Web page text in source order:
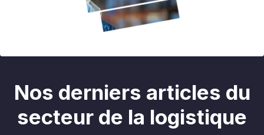
Nos derniers articles du
secteur de la logistique